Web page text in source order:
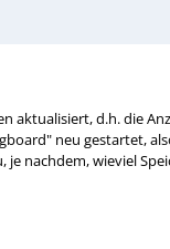
aktualisiert, d.h. die
neu gestartet,
je nachdem, wieviel